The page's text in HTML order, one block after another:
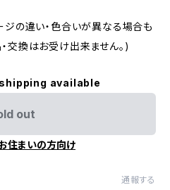
ジの違い・色合いが異なる場合も
交換はお受け出来ません。)
available
out
住まいの方向け
通報する